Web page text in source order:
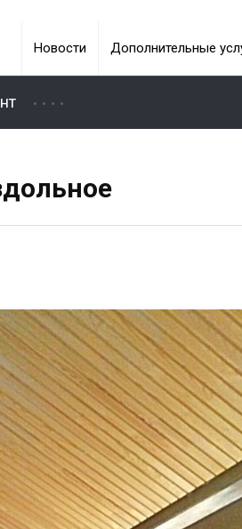
Новости Дополнительные